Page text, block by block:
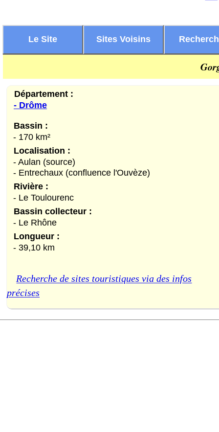
Le Site Sites Voisins
Département :
- Drôme
Bassin :
- 170 km²
Localisation :
- Aulan (source)
- Entrechaux (confluence l'Ouvèze)
Rivière :
- Le Toulourenc
Bassin collecteur :
- Le Rhône
Longueur :
- 39,10 km
Recherche de sites touristiques via des infos
précises